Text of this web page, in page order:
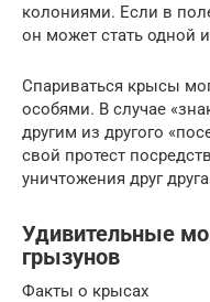
колониями. Если в
он может стать одной
Спариваться крысы
особями. В случае
другим из другого
свой протест
уничтожения друг
Удивительные
грызунов
Факты о крысах